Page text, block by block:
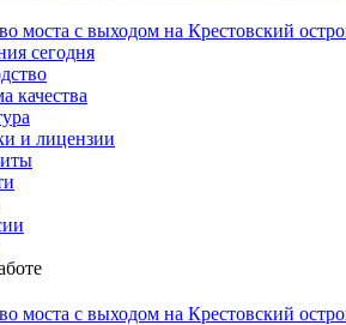
моста с выходом на Крестовский
сегодня
качества
и лицензии
моста с выходом на Крестовский